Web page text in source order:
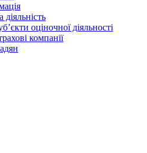
оціночної діяльності
компанії